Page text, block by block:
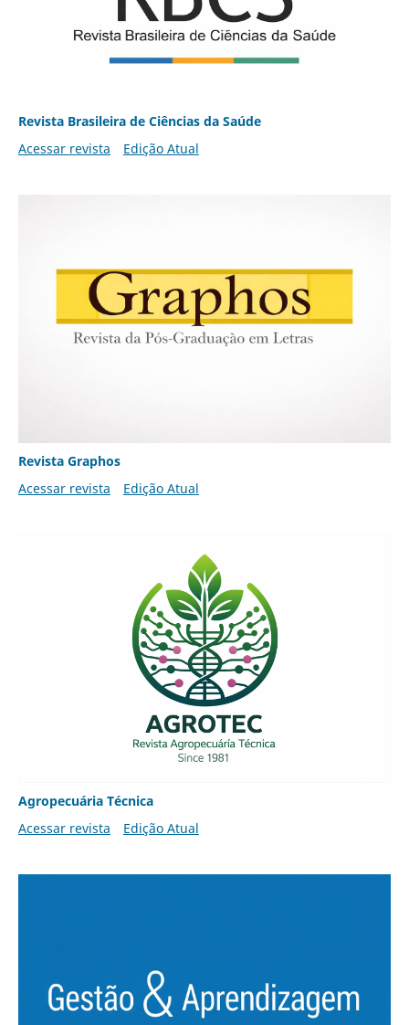
Revista Brasileira de Ciências da Saúde
Acessar revista
Edição Atual
Revista Graphos
Acessar revista
Edição Atual
Agropecuária Técnica
Acessar revista
Edição Atual